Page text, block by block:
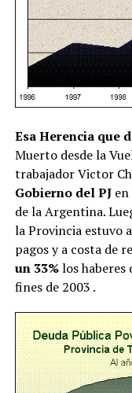
Esa Herencia que
Muerto desde la
trabajador Victor
Gobierno del PJen
de la Argentina.
la Provincia estuvo
pagos y a costa de
un 33%los haberes
fines de 2003 .